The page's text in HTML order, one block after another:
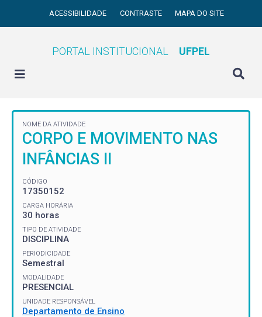
ACESSIBILIDADE CONTRASTE MAPA DO SITE
PORTAL INSTITUCIONAL UFPEL
NOME DA ATIVIDADE
CORPO E MOVIMENTO NAS
INFÂNCIAS II
CÓDIGO
17350152
CARGA HORÁRIA
30 horas
TIPO DE ATIVIDADE
DISCIPLINA
PERIODICIDADE
Semestral
MODALIDADE
PRESENCIAL
UNIDADE RESPONSÁVEL
Departamento de Ensino